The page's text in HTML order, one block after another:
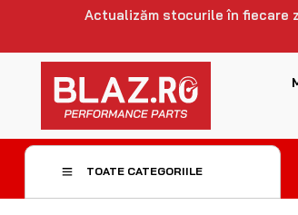
Actualizăm stocurile în fiecare
TOATE CATEGORIILE